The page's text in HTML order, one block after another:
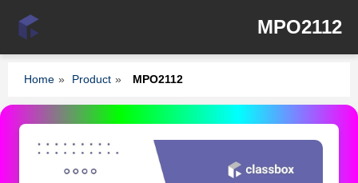
MPO2112
Home » Product » MPO2112